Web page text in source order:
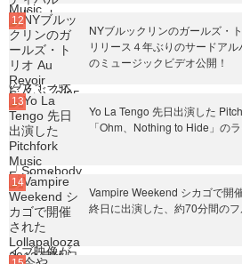
NYブルックリンのガールズ・
リリース４年ぶりのサードア
のミュージックビデオ公開！
Yo La Tengo 先日出演した
「Ohm、Nothing to Hide」の
Vampire Weekend シカゴで開
終日に出演した、約70分間の